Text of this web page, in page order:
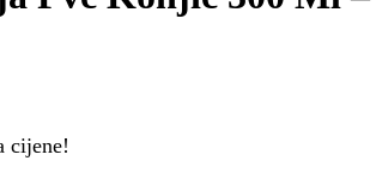
cijene!